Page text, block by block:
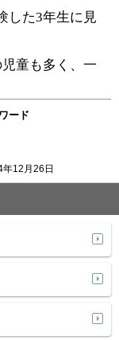
した3年生に見
童も多く、一
ード
年12月26日